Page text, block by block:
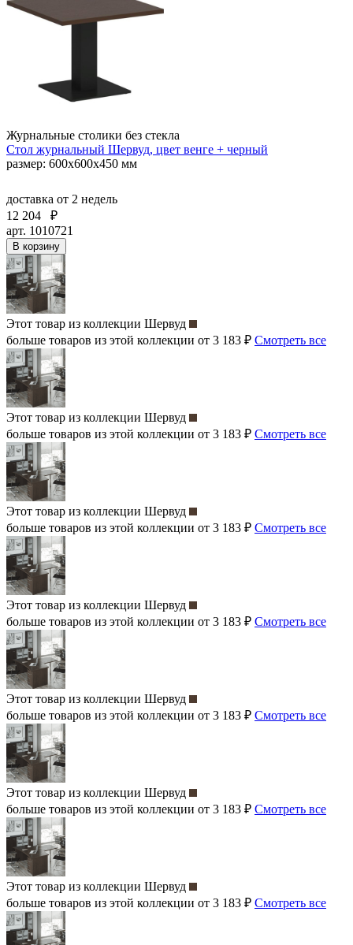
Журнальные столики без стекла
Стол журнальный Шервуд, цвет венге + черный
размер: 600х600х450 мм
доставка от 2 недель
12 204
₽
арт. 1010721
В корзину
Этот товар из коллекции Шервуд
больше товаров из этой коллекции от 3 183 ₽ Смотреть все
Этот товар из коллекции Шервуд
больше товаров из этой коллекции от 3 183 ₽ Смотреть все
Этот товар из коллекции Шервуд
больше товаров из этой коллекции от 3 183 ₽ Смотреть все
Этот товар из коллекции Шервуд
больше товаров из этой коллекции от 3 183 ₽ Смотреть все
Этот товар из коллекции Шервуд
больше товаров из этой коллекции от 3 183 ₽ Смотреть все
Этот товар из коллекции Шервуд
больше товаров из этой коллекции от 3 183 ₽ Смотреть все
Этот товар из коллекции Шервуд
больше товаров из этой коллекции от 3 183 ₽ Смотреть все